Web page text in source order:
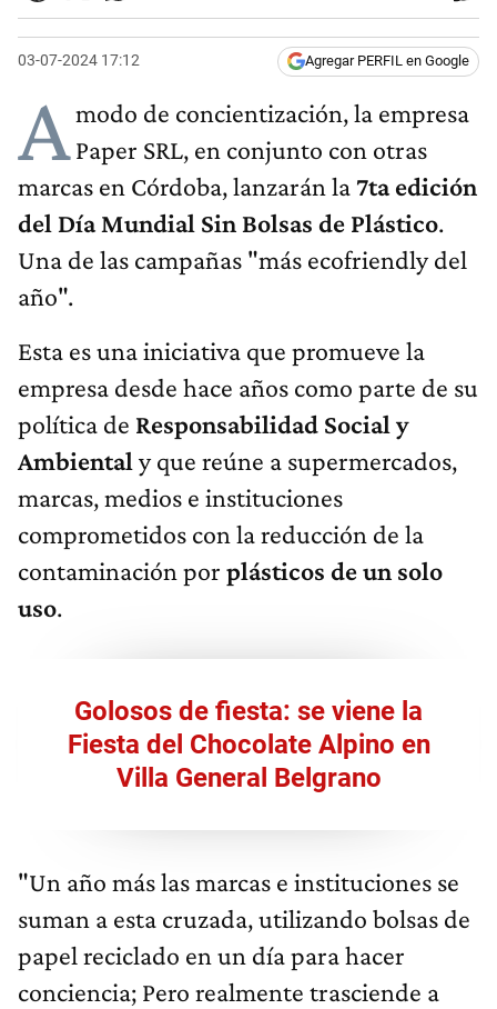
03-07-2024 17:12 Agregar PERFIL en Google
Amodo de concientización, la empresa
Paper SRL, en conjunto con otras
marcas en Córdoba, lanzarán la 7ta edición
del Día Mundial Sin Bolsas de Plástico.
Una de las campañas "más ecofriendly del
año".
Esta es una iniciativa que promueve la
empresa desde hace años como parte de su
política de Responsabilidad Social y
Ambiental y que reúne a supermercados,
marcas, medios e instituciones
comprometidos con la reducción de la
contaminación por plásticos de un solo
uso.
Golosos de fiesta: se viene la
Fiesta del Chocolate Alpino en
Villa General Belgrano
"Un año más las marcas e instituciones se
suman a esta cruzada, utilizando bolsas de
papel reciclado en un día para hacer
conciencia; Pero realmente trasciende a